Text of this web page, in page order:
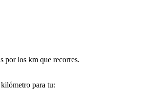
por los km que recorres.
para tu: